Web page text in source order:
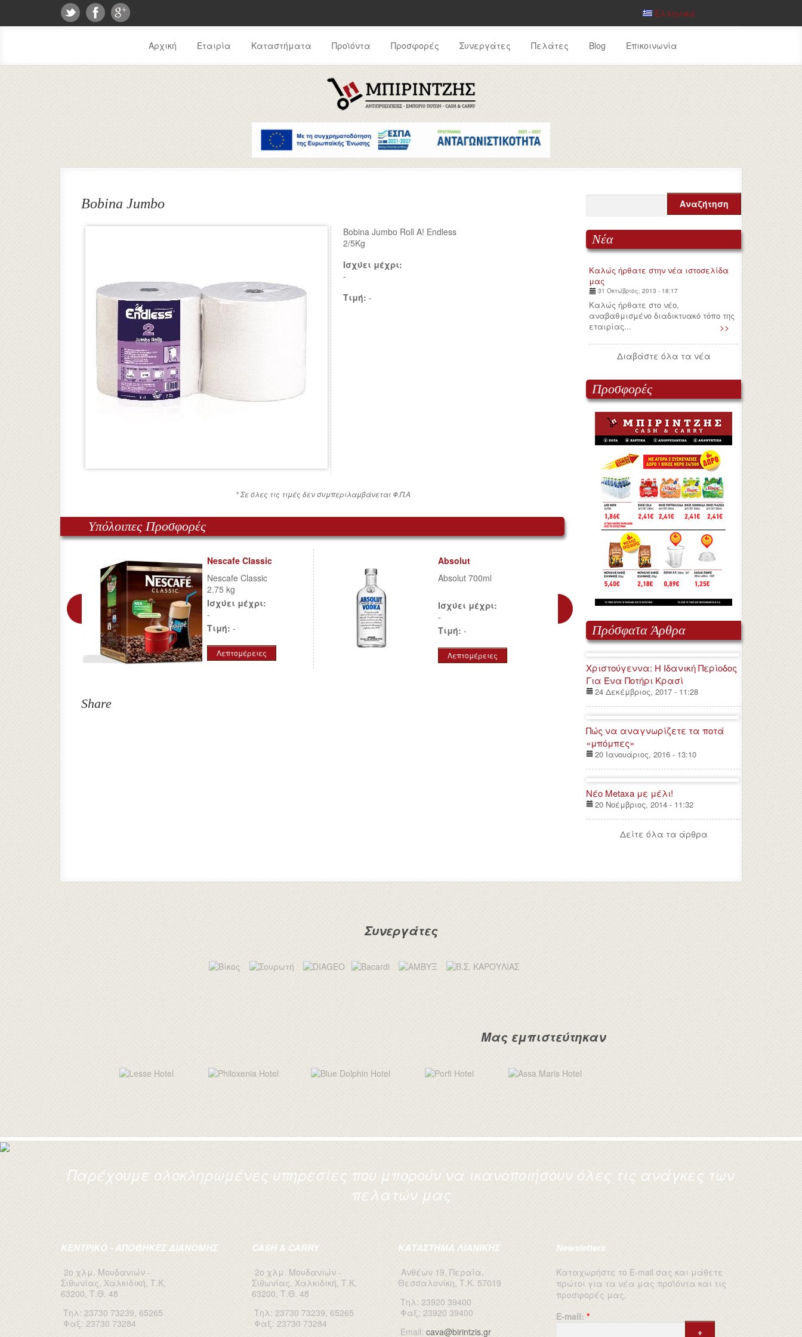
Ελληνικά
Αρχική Εταιρία Καταστήματα Προϊόντα Προσφορές Συνεργάτες Πελάτες Blog Επικοινωνία
Bobina Jumbo
Bobina Jumbo Roll A! Endless
2/5Kg
Ισχύει μέχρι:
-
Τιμή: -
* Σε όλες τις τιμές δεν συμπεριλαμβάνεται Φ.Π.Α
Υπόλοιπες Προσφορές
Nescafe Classic
Nescafe Classic
2.75 kg
Ισχύει μέχρι:
-
Τιμή: -
Λεπτομέρειες
Absolut
Absolut 700ml
Ισχύει μέχρι:
-
Τιμή: -
Λεπτομέρειες
Share
Νέα
Καλώς ήρθατε στην νέα ιστοσελίδα
μας
31 Οκτώβριος, 2013 - 18:17
Καλώς ήρθατε στο νέο,
αναβαθμισμένο διαδικτυακό τόπο της
εταιρίας...
>>
Διαβάστε όλα τα νέα
Προσφορές
Πρόσφατα Άρθρα
Χριστούγεννα: Η Ιδανική Περίοδος
Για Ένα Ποτήρι Κρασί
24 Δεκέμβριος, 2017 - 11:28
Πώς να αναγνωρίζετε τα ποτά
«μπόμπες»
20 Ιανουάριος, 2016 - 13:10
Νέο Metaxa με μέλι!
20 Νοέμβριος, 2014 - 11:32
Δείτε όλα τα άρθρα
Συνεργάτες
Μας εμπιστεύτηκαν
Παρέχουμε ολοκληρωμένες υπηρεσίες που μπορούν να ικανοποιήσουν όλες τις ανάγκες των
πελατών μας
ΚΕΝΤΡΙΚΟ - ΑΠΟΘΗΚΕΣ ΔΙΑΝΟΜΗΣ
2ο χλμ. Μουδανιών -
Σιθωνίας, Χαλκιδική, Τ.Κ.
63200, Τ.Θ. 48
Τηλ: 23730 73239, 65265
Φαξ: 23730 73284
CASH & CARRY
2ο χλμ. Μουδανιών -
Σιθωνίας, Χαλκιδική, Τ.Κ.
63200, Τ.Θ. 48
Τηλ: 23730 73239, 65265
Φαξ: 23730 73284
ΚΑΤΑΣΤΗΜΑ ΛΙΑΝΙΚΗΣ
Ανθέων 19, Περαία,
Θεσσαλονίκη, Τ.Κ. 57019
Τηλ: 23920 39400
Φαξ: 23920 39400
Email:cava@birintzis.gr
Newsletters
Καταχωρήστε το E-mail σας και μάθετε
πρώτοι για τα νέα μας προϊόντα και τις
προσφορές μας.
E-mail:*